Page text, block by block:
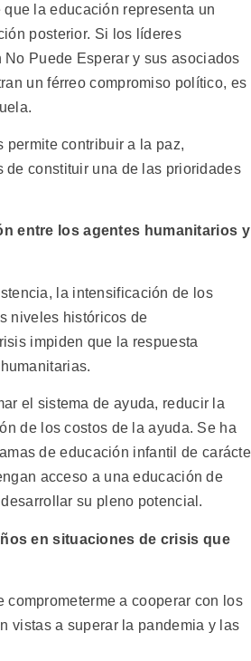
la educación representa un
posterior. Si los líderes
Puede Esperar y sus asociados
un férreo compromiso político, es
permite contribuir a la paz,
constituir una de las prioridades
entre los agentes humanitarios y
la intensificación de los
niveles históricos de
impiden que la respuesta
el sistema de ayuda, reducir la
de los costos de la ayuda. Se ha
de educación infantil de
acceso a una educación de
su pleno potencial.
en situaciones de crisis que
a cooperar con los
vistas a superar la pandemia y las